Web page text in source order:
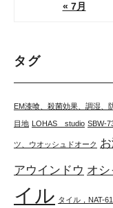
« 7月
タグ
EM漆喰、殺菌効果、調湿、
目地 LOHAS studio SBW-
ツ、ウオッシュドオーク
アウインドウ オシ
イル タイル，NAT-